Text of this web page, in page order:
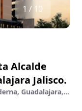
1 / 10
Alcalde
Jalisco.
Avenida 16 De Septiembre 1000 , Moderna, Guadalajara, Jalisco